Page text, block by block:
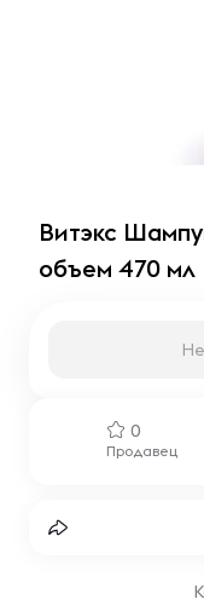
Витэкс
объем 470 мл
0
Продавец